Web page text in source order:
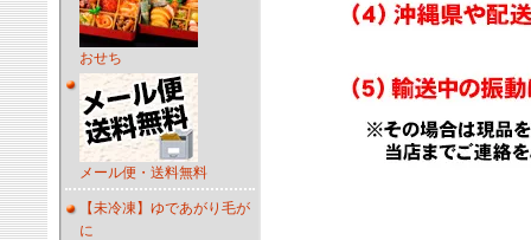
おせち
メール便・送料無料
【未冷凍】ゆであがり毛が
に